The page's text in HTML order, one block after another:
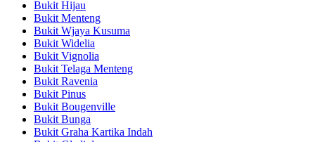
Bukit Hijau
Bukit Menteng
Bukit Wjaya Kusuma
Bukit Widelia
Bukit Vignolia
Bukit Telaga Menteng
Bukit Ravenia
Bukit Pinus
Bukit Bougenville
Bukit Bunga
Bukit Graha Kartika Indah